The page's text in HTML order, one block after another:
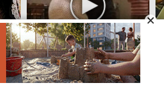
Ролик длится пару
секунд, но вы
будете в шоке от
увиденного